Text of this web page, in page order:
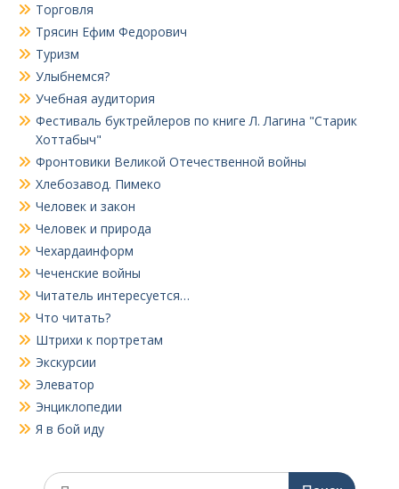
Торговля
Трясин Ефим Федорович
Туризм
Улыбнемся?
Учебная аудитория
Фестиваль буктрейлеров по книге Л. Лагина "Старик
Хоттабыч"
Фронтовики Великой Отечественной войны
Хлебозавод. Пимеко
Человек и закон
Человек и природа
Чехардаинформ
Чеченские войны
Читатель интересуется…
Что читать?
Штрихи к портретам
Экскурсии
Элеватор
Энциклопедии
Я в бой иду
Поиск